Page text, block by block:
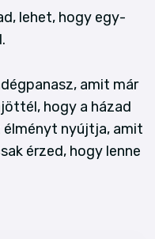
lehet, hogy egy-
amit már
hogy a házad
élményt nyújtja, amit
érzed, hogy lenne